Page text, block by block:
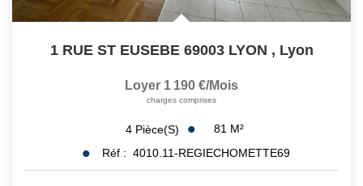
1 RUE ST EUSEBE 69003 LYON , Lyon
Loyer 1 190 €/mois
charges comprises
4 Pièce(s) 81 M²
Réf : 4010.11-REGIECHOMETTE69